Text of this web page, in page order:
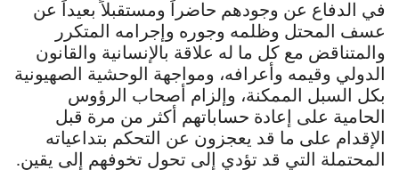
في الدفاع عن وجودهم حاضراً ومستقبلاً بعيداً عن
عسف المحتل وظلمه وجوره وإجرامه المتكرر
والمتناقض مع كل ما له علاقة بالإنسانية والقانون
الدولي وقيمه وأعرافه، ومواجهة الوحشية الصهيونية
بكل السبل الممكنة، وإلزام أصحاب الرؤوس
الحامية على إعادة حساباتهم أكثر من مرة قبل
الإقدام على ما قد يعجزون عن التحكم بتداعياته
المحتملة التي قد تؤدي إلى تحول تخوفهم إلى يقين.